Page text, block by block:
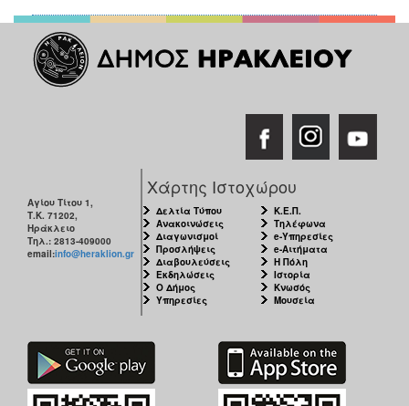
Αγίου Τίτου 1,
Τ.Κ. 71202,
Ηράκλειο
Τηλ.: 2813-409000
email:info@heraklion.gr
Χάρτης Ιστοχώρου
Δελτία Τύπου
Ανακοινώσεις
Διαγωνισμοί
Προσλήψεις
Διαβουλεύσεις
Εκδηλώσεις
Ο Δήμος
Υπηρεσίες
Κ.Ε.Π.
Τηλέφωνα
e-Υπηρεσίες
e-Αιτήματα
Η Πόλη
Ιστορία
Κνωσός
Μουσεία